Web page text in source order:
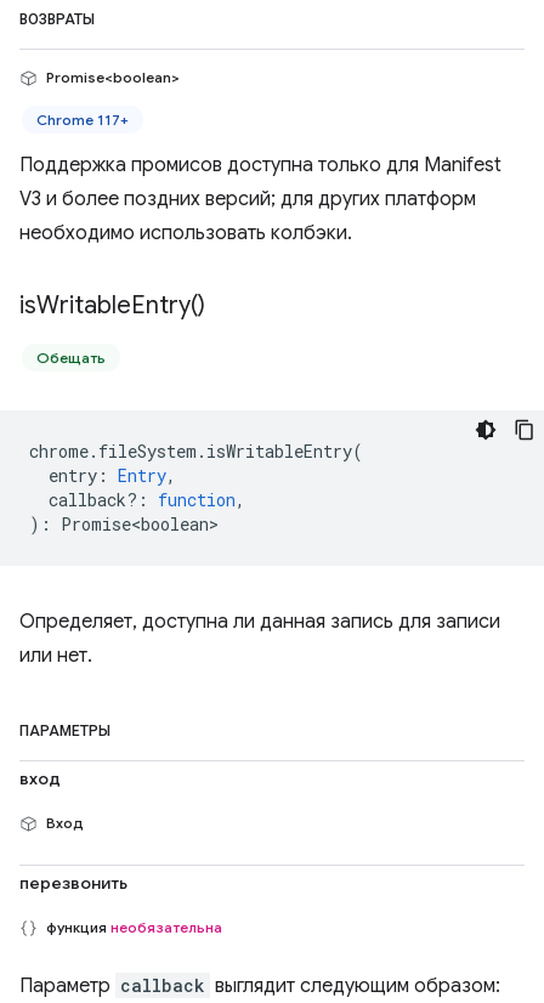
ВОЗВРАТЫ
Promise<boolean>
Chrome 117+
Поддержка промисов доступна только для Manifest
V3 и более поздних версий; для других платформ
необходимо использовать колбэки.
isWritableEntry()
Обещать
chrome. fileSystem . isWritableEntry(
entry : Entry,
callback? : function,
) : Promise<boolean>
Определяет, доступна ли данная запись для записи
или нет.
ПАРАМЕТРЫ
вход
Вход
перезвонить
функция необязательна
Параметр callback выглядит следующим образом: